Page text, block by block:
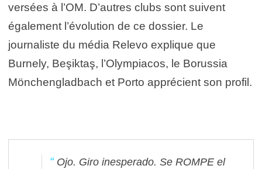
versées à l’OM. D’autres clubs sont suivent
également l’évolution de ce dossier. Le
journaliste du média Relevo explique que
Burnely, Beşiktaş, l’Olympiacos, le Borussia
Mönchengladbach et Porto apprécient son profil.
Ojo. Giro inesperado. Se ROMPE el